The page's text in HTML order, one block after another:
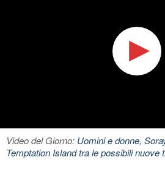
Video del Giorno: Uomini e donne,
Temptation Island tra le possibili nuove